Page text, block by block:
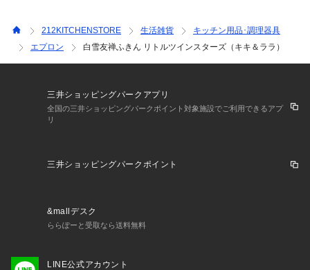
対応熱源:--
耐熱/耐冷温度:--
その他:--
【主な製品仕様】
重量:45g
容量:1枚入り
※照明の関係により、実際よりも色味が違って見える場合があ
212KITCHENSTORE 生活雑貨
キッチン用品･調理器具
エプロン
白雪友禅ふきん リトルツインスターズ（キキ＆ララ）
三井ショッピングパークアプリ
全国の三井ショッピングパークポイント対象施設でご利用できるアプ
リ
三井ショッピングパークポイント
&mallデスク
ららぽーと受取なら送料無料
LINE公式アカウント